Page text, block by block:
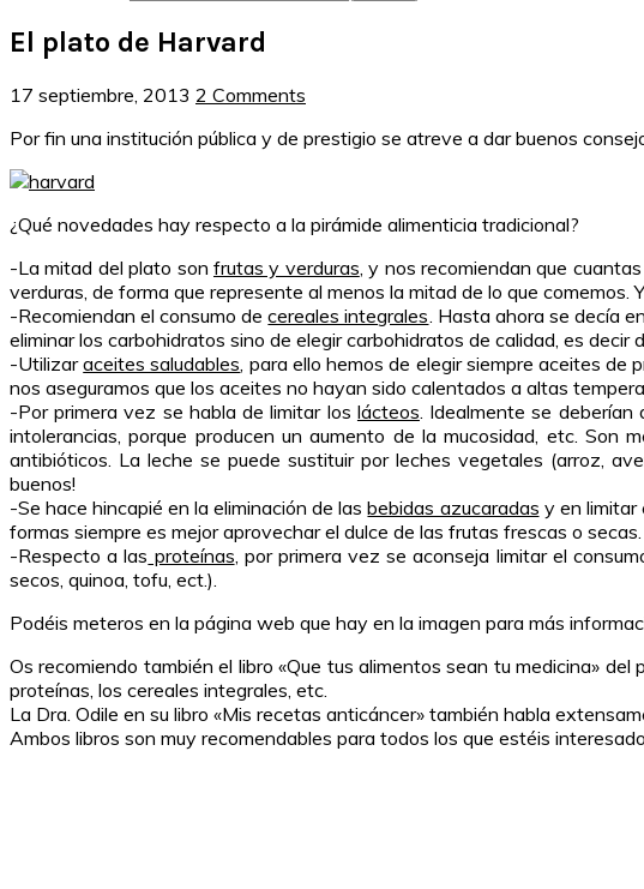
El plato de Harvard
17 septiembre, 2013 2 Comments
Por fin una institución pública y de prestigio se atreve a dar buenos
¿Qué novedades hay respecto a la pirámide alimenticia tradicional?
-La mitad del plato son frutas y verduras , y nos recomiendan que
verduras, de forma que represente al menos la mitad de lo que comemos.
-Recomiendan el consumo decereales integrales . Hasta ahora se decía
eliminar los carbohidratos sino de elegir carbohidratos de calidad, es
-Utilizaraceites saludables , para ello hemos de elegir siempre aceites
nos aseguramos que los aceites no hayan sido calentados a altas
-Por primera vez se habla de limitar los lácteos . Idealmente se
intolerancias, porque producen un aumento de la mucosidad, etc.
antibióticos. La leche se puede sustituir por leches vegetales (arroz,
buenos!
-Se hace hincapié en la eliminación de lasbebidas azucaradas y en limitar
formas siempre es mejor aprovechar el dulce de las frutas frescas o secas.
-Respecto a las proteínas , por primera vez se aconseja limitar el
secos, quinoa, tofu, ect.).
Podéis meteros en la página web que hay en la imagen para más
Os recomiendo también el libro «Que tus alimentos sean tu medicina»
proteínas, los cereales integrales, etc.
La Dra. Odile en su libro «Mis recetas anticáncer» también habla
Ambos libros son muy recomendables para todos los que estéis